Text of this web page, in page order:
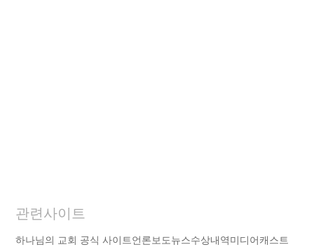
관련사이트
하나님의 교회 공식 사이트언론보도뉴스수상내역미디어캐스트